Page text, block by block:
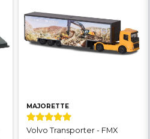
MAJORETTE
Volvo Transporter - FMX